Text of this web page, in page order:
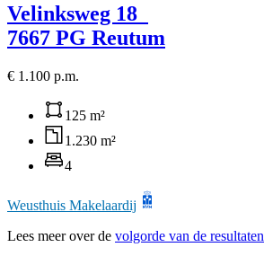
Velinksweg 18
7667 PG Reutum
€ 1.100 p.m.
125 m²
1.230 m²
4
Weusthuis Makelaardij
Lees meer over de volgorde van de resultaten